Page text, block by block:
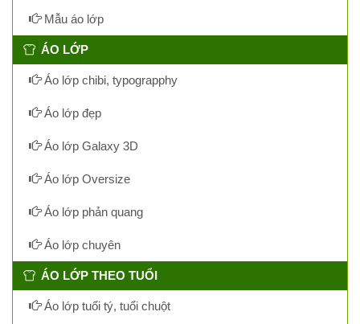
Mẫu áo lớp
ÁO LỚP
Áo lớp chibi, typograpphy
Áo lớp đẹp
Áo lớp Galaxy 3D
Áo lớp Oversize
Áo lớp phản quang
Áo lớp chuyên
ÁO LỚP THEO TUỔI
Áo lớp tuổi tý, tuổi chuột